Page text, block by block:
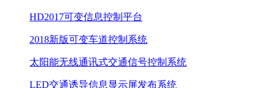
HD2017可变信息控制平台
2018新版可变车道控制系统
太阳能无线通讯式交通信号控制系统
LED交通诱导信息显示屏发布系统